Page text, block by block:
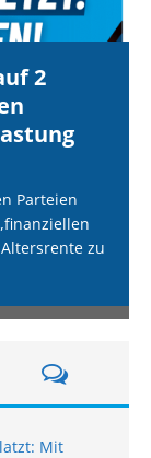
2
Parteien
zu
Mit